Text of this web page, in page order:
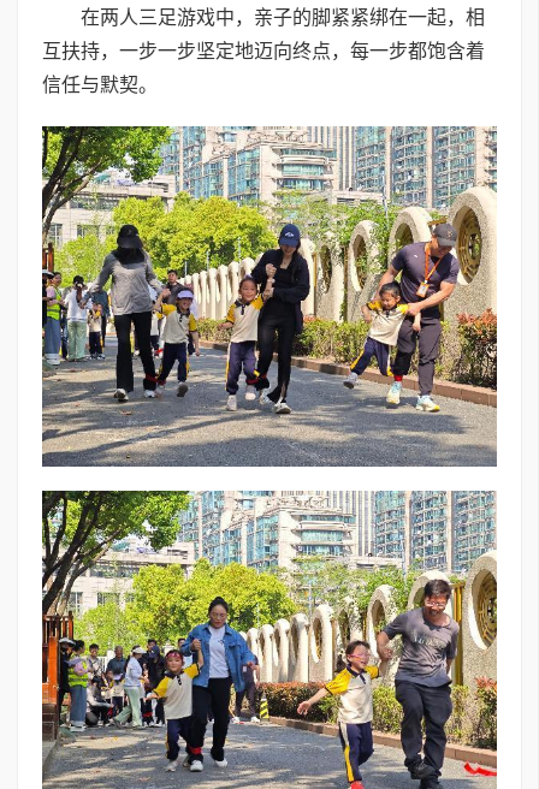
在两人三足游戏中，亲子的脚紧紧绑在一起，相
互扶持，一步一步坚定地迈向终点，每一步都饱含着
信任与默契。